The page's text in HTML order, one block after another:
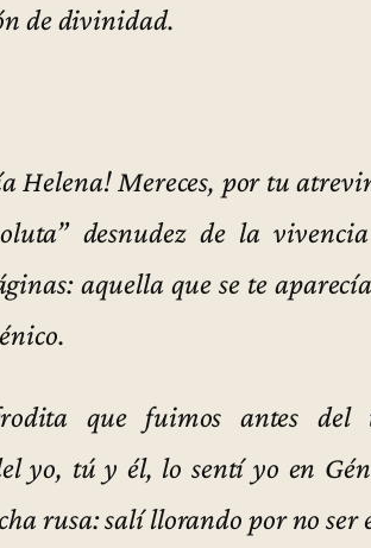
de divinidad.
Helena! Mereces, por tu
desnudez de la
aquella que se te
que fuimos antes del
yo, tú y él, lo sentí yo en
rusa: salí llorando por no ser